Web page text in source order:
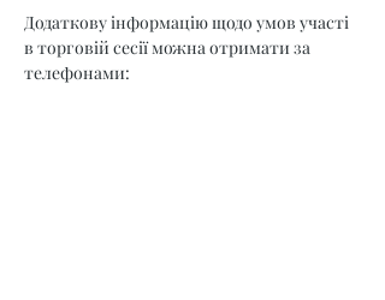
Додаткову інформацію щодо умов участі
в торговій сесії можна отримати за
телефонами: